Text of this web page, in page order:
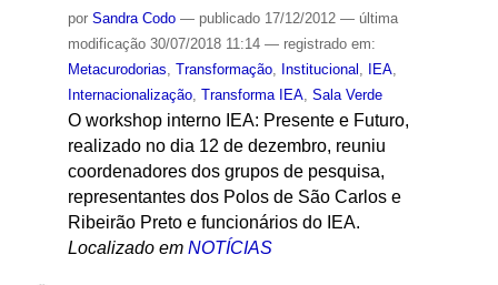
por Sandra Codo — publicado17/12/2012 — última
modificação30/07/2018 11:14 — registrado em:
Metacurodorias, Transformação, Institucional , IEA,
Internacionalização, Transforma IEA, Sala Verde
O workshop interno IEA: Presente e Futuro,
realizado no dia 12 de dezembro, reuniu
coordenadores dos grupos de pesquisa,
representantes dos Polos de São Carlos e
Ribeirão Preto e funcionários do IEA.
Localizado em NOTÍCIAS